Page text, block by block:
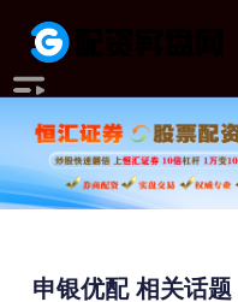
申银优配 相关话题